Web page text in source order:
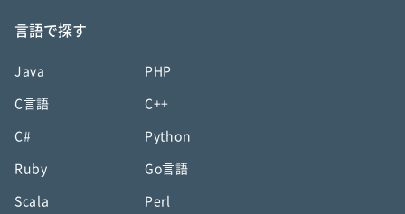
言語で探す
Java PHP
C言語 C++
C# Python
Ruby Go言語
Scala Perl